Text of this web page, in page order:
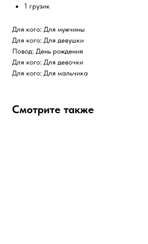
1 грузик
Для кого: Для мужчины
Для кого: Для девушки
Повод: День рождения
Для кого: Для девочки
Для кого: Для мальчика
Смотрите также